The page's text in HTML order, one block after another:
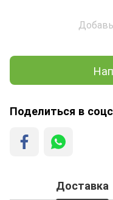
Поделиться в
Доставка